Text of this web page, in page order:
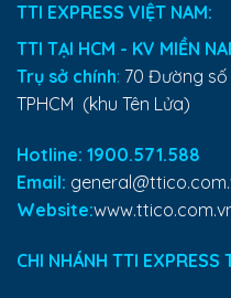
TTI EXPRESS VIỆT NAM:
TTI TẠI HCM - KV MIỀN
Trụ sở chính: 70 Đường số
TPHCM (khu Tên Lửa)
Hotline: 1900.571.588
Email:
Website:
CHI NHÁNH TTI EXPRESS